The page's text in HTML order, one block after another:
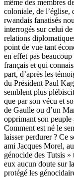
même des membres
coloniale, de l’église,
rwandais fanatisés
interrogés sur celui
relations
point de vue tant
en effet pas
français et qui
part, d’après les
du Président Paul
semblent plus
que par son vécu et
de Gaulle ou d’un
opprimant son peuple
Comment est né le
laisser perdurer ? Ce
ami Jacques Morel,
génocide des Tutsis
eux aucun doute sur
protégé les